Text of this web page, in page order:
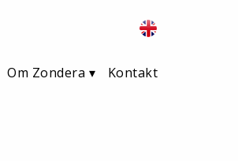
Om Zondera Kontakt